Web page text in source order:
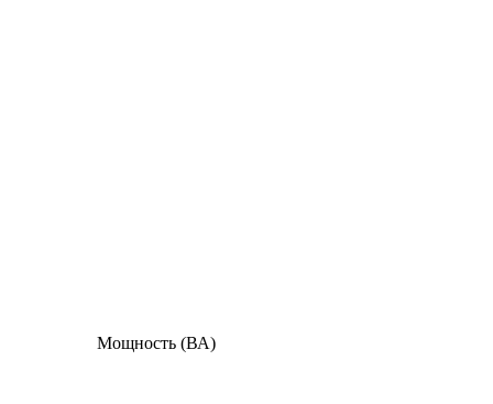
Мощность (ВА)